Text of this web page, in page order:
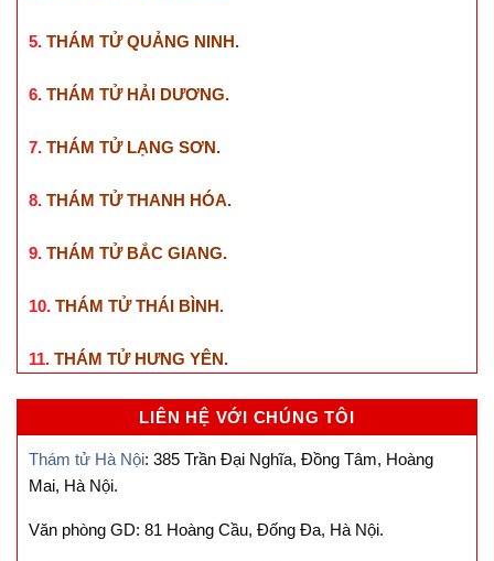
5. THÁM TỬ QUẢNG NINH.
6. THÁM TỬ HẢI DƯƠNG.
7. THÁM TỬ LẠNG SƠN.
8. THÁM TỬ THANH HÓA.
9. THÁM TỬ BẮC GIANG.
10. THÁM TỬ THÁI BÌNH.
11. THÁM TỬ HƯNG YÊN.
LIÊN HỆ VỚI CHÚNG TÔI
Thám tử Hà Nội: 385 Trần Đại Nghĩa, Đồng Tâm, Hoàng
Mai, Hà Nội.
Văn phòng GD: 81 Hoàng Cầu, Đống Đa, Hà Nội.